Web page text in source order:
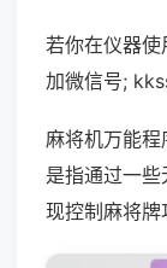
若你在仪器
加微信号;
麻将机万能
是指通过一
现控制麻将牌